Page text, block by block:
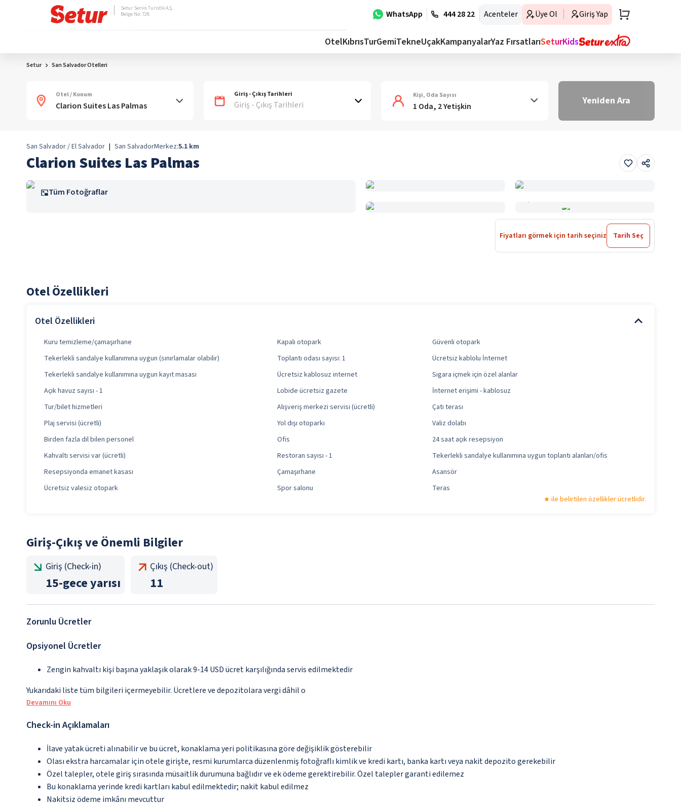
WhatsApp 444 28 22 Acenteler Üye Ol Giriş Yap
Setur Servis Turistik A.Ş.
Belge No: 728
OtelKıbrısTurGemiTekneUçakKampanyalarYaz FırsatlarıSeturKids
Setur San Salvador Otelleri
Otel / Konum Giriş - Çıkış Tarihleri
Giriş - Çıkış Tarihleri
Kişi, Oda Sayısı
1 Oda, 2 Yetişkin Yeniden Ara
San Salvador / El Salvador | San SalvadorMerkez:5.1 km
Clarion Suites Las Palmas
Tüm Fotoğraflar
Fiyatları görmek için tarih seçiniz Tarih Seç
Otel Özellikleri
Otel Özellikleri
Kuru temizleme/çamaşırhane Kapalı otopark
Güvenli otopark
Tekerlekli sandalye kullanımına uygun (sınırlamalar olabilir)
Toplantı odası sayısı: 1
Ücretsiz kablolu İnternet
Tekerlekli sandalye kullanımına uygun kayıt masası
Ücretsiz kablosuz internet
Sigara içmek için özel alanlar
Açık havuz sayısı - 1
Lobide ücretsiz gazete
İnternet erişimi - kablosuz
Tur/bilet hizmetleri
Alışveriş merkezi servisi (ücretli)
Çatı terası
Plaj servisi (ücretli)
Yol dışı otoparkı
Valiz dolabı
Birden fazla dil bilen personel
Ofis
24 saat açık resepsiyon
Kahvaltı servisi var (ücretli)
Restoran sayısı - 1
Tekerlekli sandalye kullanımına uygun toplantı alanları/ofis
Resepsiyonda emanet kasası
Çamaşırhane
Asansör
Ücretsiz valesiz otopark
Spor salonu
Teras
ile belirtilen özellikler ücretlidir.
Giriş-Çıkış ve Önemli Bilgiler
Giriş (Check-in)
15-gece yarısı
Çıkış (Check-out)
11
Zorunlu Ücretler
Opsiyonel Ücretler
Zengin kahvaltı kişi başına yaklaşık olarak 9-14 USD ücret karşılığında servis edilmektedir
Yukarıdaki liste tüm bilgileri içermeyebilir. Ücretlere ve depozitolara vergi dâhil o
Devamını Oku
Check-in Açıklamaları
İlave yatak ücreti alınabilir ve bu ücret, konaklama yeri politikasına göre değişiklik gösterebilir
Olası ekstra harcamalar için otele girişte, resmi kurumlarca düzenlenmiş fotoğraflı kimlik ve kredi kartı, banka kartı veya nakit depozito gerekebilir
Özel talepler, otele giriş sırasında müsaitlik durumuna bağlıdır ve ek ödeme gerektirebilir. Özel talepler garanti edilemez
Bu konaklama yerinde kredi kartları kabul edilmektedir; nakit kabul edilmez
Nakitsiz ödeme imkânı mevcuttur